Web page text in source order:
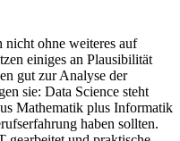
nicht ohne weiteres auf
einiges an Plausibilität
gut zur Analyse der
sie: Data Science steht
Mathematik plus Informatik
haben sollten.